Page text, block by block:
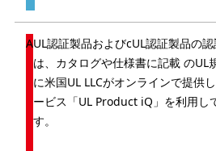
UL認証製品およびcUL認証製品の
は、カタログや仕様書に記載 のUL
に米国UL LLCがオンラインで提供
ービス「UL Product iQ」を利用し
す。